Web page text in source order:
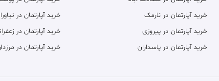
خرید آپارتمان در نارمک
خرید آپارتمان در پیروزی
خرید آپارتمان در پاسداران
خرید آپارتمان در
خرید آپارتمان در
خرید آپارتمان در